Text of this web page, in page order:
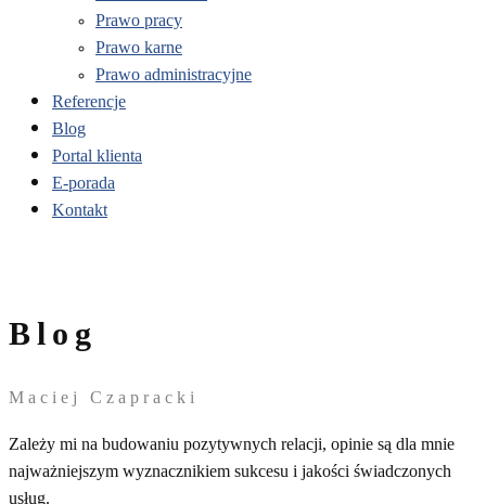
Prawo pracy
Prawo karne
Prawo administracyjne
Referencje
Blog
Portal klienta
E-porada
Kontakt
Blog
Maciej ​Czapracki
Zależy mi na budowaniu pozytywnych relacji, opinie są dla mnie
najważniejszym wyznacznikiem sukcesu i jakości świadczonych
usług.